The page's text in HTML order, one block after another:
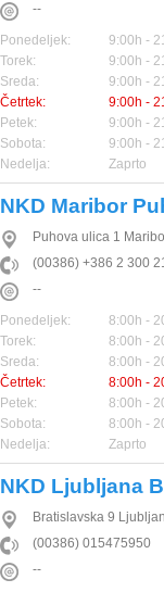
--
Ponedeljek:
9:00h -
Torek:
9:00h -
Sreda:
9:00h -
Četrtek:
9:00h -
Petek:
9:00h -
Sobota:
9:00h -
Nedelja:
Zaprto
NKD Maribor
Puhova ulica 1
(00386) +386 2 300
--
Ponedeljek:
8:00h -
Torek:
8:00h -
Sreda:
8:00h -
Četrtek:
8:00h -
Petek:
8:00h -
Sobota:
8:00h -
Nedelja:
Zaprto
NKD Ljubljana
Bratislavska 9
(00386) 015475950
--